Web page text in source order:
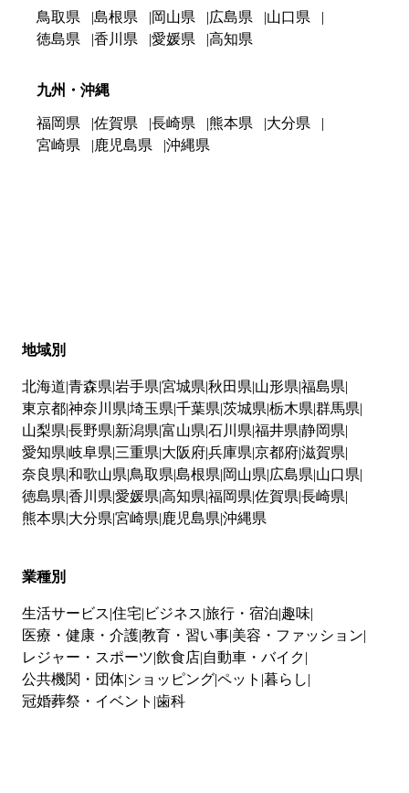
鳥取県 島根県 岡山県 広島県
山口県
徳島県
香川県 愛媛県 高知県
九州・沖縄
福岡県 佐賀県 長崎県 熊本県
大分県
宮崎県
鹿児島県 沖縄県
地域別
北海道 青森県 岩手県 宮城県 秋田県 山形県 福島県
東京都神奈川県 埼玉県 千葉県 茨城県 栃木県 群馬県
山梨県 長野県 新潟県 富山県 石川県 福井県 静岡県
愛知県 岐阜県 三重県 大阪府兵庫県 京都府滋賀県
奈良県 和歌山県 鳥取県 島根県 岡山県 広島県 山口県
徳島県 香川県 愛媛県 高知県 福岡県 佐賀県 長崎県
熊本県 大分県 宮崎県 鹿児島県 沖縄県
業種別
生活サービス 住宅 ビジネス 旅行・宿泊 趣味
医療・健康・介護教育・習い事 美容・ファッション
レジャー・スポーツ 飲食店 自動車・バイク
公共機関・団体 ショッピングペット 暮らし
冠婚葬祭・イベント 歯科